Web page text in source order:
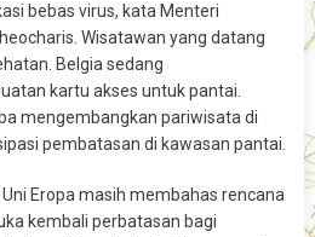
bebas virus, kata Menteri
Wisatawan yang datang
Belgia sedang
kartu akses untuk pantai.
mengembangkan pariwisata di
pembatasan di kawasan pantai.
Eropa masih membahas rencana
kembali perbatasan bagi